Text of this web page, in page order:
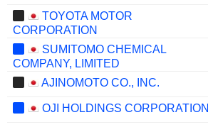
TOYOTA MOTOR
CORPORATION
SUMITOMO CHEMICAL
COMPANY, LIMITED
AJINOMOTO CO., INC.
OJI HOLDINGS CORPORATION